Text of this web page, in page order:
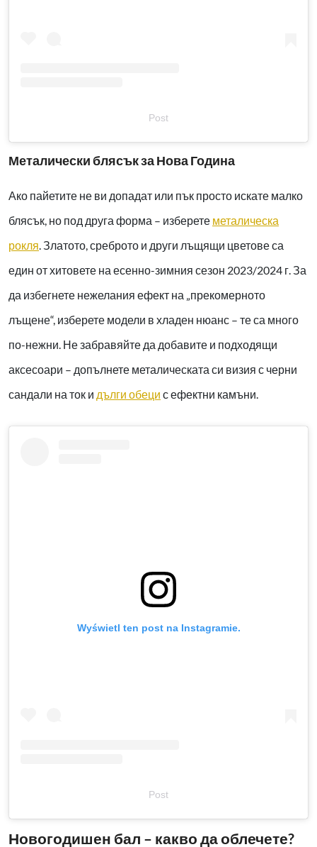
Post
Металически блясък за Нова Година
Ако пайетите не ви допадат или пък просто искате малко
блясък, но под друга форма – изберете металическа
рокля. Златото, среброто и други лъщящи цветове са
един от хитовете на есенно-зимния сезон 2023/2024 г. За
да избегнете нежелания ефект на „прекомерното
лъщене“, изберете модели в хладен нюанс – те са много
по-нежни. Не забравяйте да добавите и подходящи
аксесоари – допълнете металическата си визия с черни
сандали на ток и дълги обеци с ефектни камъни.
Wyświetl ten post na Instagramie.
Post
Новогодишен бал – какво да облечете?